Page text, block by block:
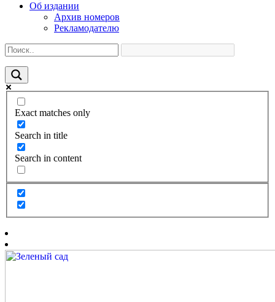
Об издании
Архив номеров
Рекламодателю
Exact matches only
Search in title
Search in content